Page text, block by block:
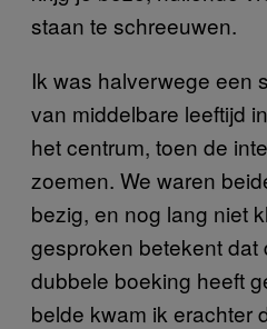
staan te schreeuwen.
Ik was halverwege een
van middelbare leeftijd
het centrum, toen de
zoemen. We waren
bezig, en nog lang niet
gesproken betekent dat
dubbele boeking heeft
belde kwam ik erachter